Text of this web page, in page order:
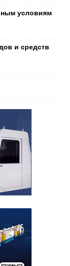
условиям
и средств